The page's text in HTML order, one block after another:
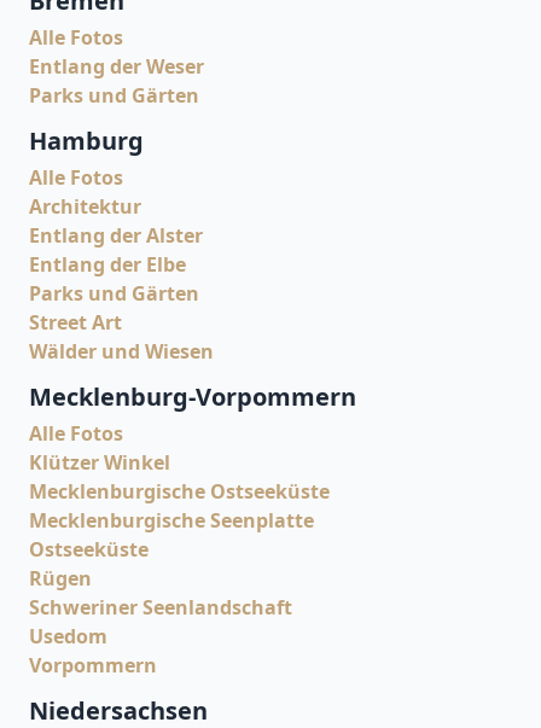
Alle Fotos
Entlang der Weser
Parks und Gärten
Hamburg
Alle Fotos
Architektur
Entlang der Alster
Entlang der Elbe
Parks und Gärten
Street Art
Wälder und Wiesen
Mecklenburg-Vorpommern
Alle Fotos
Klützer Winkel
Mecklenburgische Ostseeküste
Mecklenburgische Seenplatte
Ostseeküste
Rügen
Schweriner Seenlandschaft
Usedom
Vorpommern
Niedersachsen